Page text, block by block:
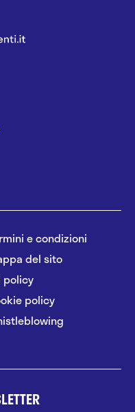
e condizioni
del sito
policy
policy